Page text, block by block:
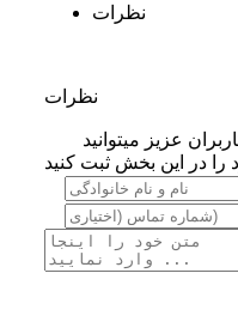
نظرات
نظرات
عزیز میتوانید
در این بخش ثبت کنید